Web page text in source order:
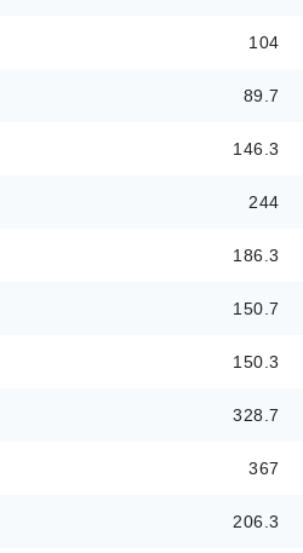
104
89.7
146.3
244
186.3
150.7
150.3
328.7
367
206.3